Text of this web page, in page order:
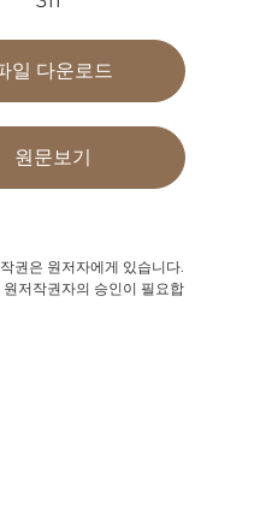
일 다운로드
원문보기
권은 원저자에게 있습니다.
원저작권자의 승인이 필요합